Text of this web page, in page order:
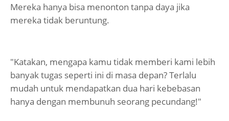
Mereka hanya bisa menonton tanpa daya jika
mereka tidak beruntung.
"Katakan, mengapa kamu tidak memberi kami lebih
banyak tugas seperti ini di masa depan? Terlalu
mudah untuk mendapatkan dua hari kebebasan
hanya dengan membunuh seorang pecundang!"